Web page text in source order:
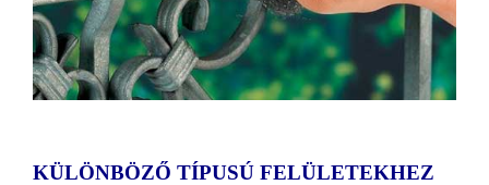
KÜLÖNBÖZŐ TÍPUSÚ FELÜLETEKHEZ